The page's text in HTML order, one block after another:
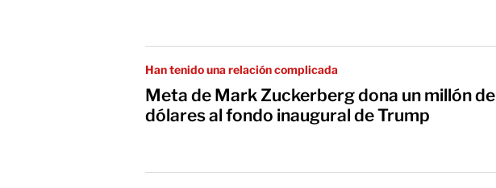
Han tenido una relación complicada
Meta de Mark Zuckerberg dona un millón de
dólares al fondo inaugural de Trump